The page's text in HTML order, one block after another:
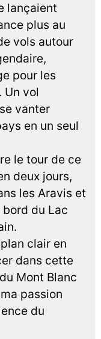
lançaient
plus au
vols autour
pour les
Un vol
vanter
en un seul
le tour de ce
deux jours,
les Aravis et
du Lac
clair en
dans cette
Mont Blanc
passion
du